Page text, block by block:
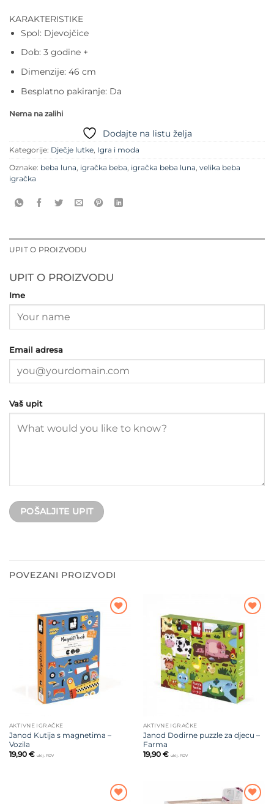
KARAKTERISTIKE
Spol: Djevojčice
Dob: 3 godine +
Dimenzije: 46 cm
Besplatno pakiranje: Da
Nema na zalihi
Dodajte na listu želja
Kategorije: Dječje lutke, Igra i moda
Oznake: beba luna, igračka beba, igračka beba luna, velika beba
igračka
UPIT O PROIZVODU
UPIT O PROIZVODU
Ime
Email adresa
Vaš upit
POVEZANI PROIZVODI
AKTIVNE IGRAČKE
Janod Kutija s magnetima –
Vozila
19,90 € uklj. PDV
Dodajte
na listu
želja
AKTIVNE IGRAČKE
Janod Dodirne puzzle za djecu –
Farma
19,90 € uklj. PDV